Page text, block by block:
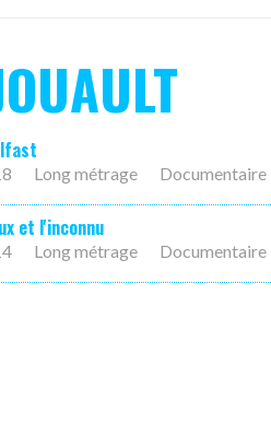
Long métrage Documentaire
et l'inconnu
Long métrage Documentaire